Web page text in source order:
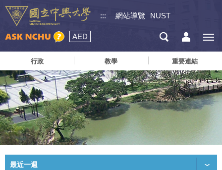
::: 網站導覽 NUST
AED
行政 教學 重要連結
最近一週